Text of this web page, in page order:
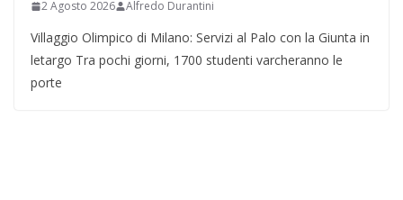
2 Agosto 2026 Alfredo Durantini
Villaggio Olimpico di Milano: Servizi al Palo con la Giunta in
letargo Tra pochi giorni, 1700 studenti varcheranno le
porte